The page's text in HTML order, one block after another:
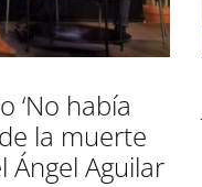
‘No había
la muerte
Ángel Aguilar